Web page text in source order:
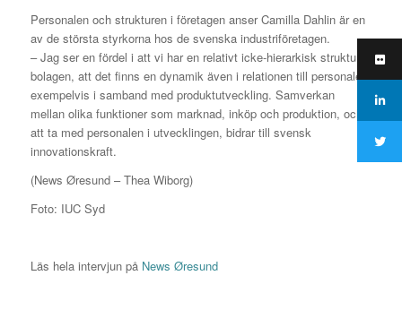
Personalen och strukturen i företagen anser Camilla Dahlin är en
av de största styrkorna hos de svenska industriföretagen.
– Jag ser en fördel i att vi har en relativt icke-hierarkisk struktur i
bolagen, att det finns en dynamik även i relationen till personalen,
exempelvis i samband med produktutveckling. Samverkan
mellan olika funktioner som marknad, inköp och produktion, och
att ta med personalen i utvecklingen, bidrar till svensk
innovationskraft.
(News Øresund – Thea Wiborg)
Foto: IUC Syd
Läs hela intervjun påNews Øresund